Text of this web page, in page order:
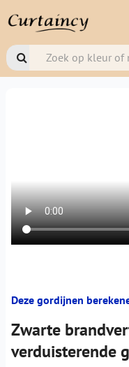
Deze gordijnen
Zwarte
verduisterende